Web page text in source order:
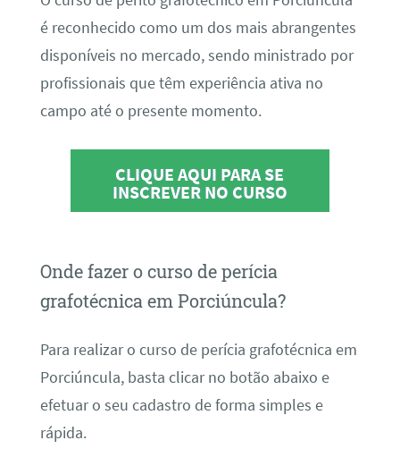
é reconhecido como um dos mais abrangentes
disponíveis no mercado, sendo ministrado por
profissionais que têm experiência ativa no
campo até o presente momento.
CLIQUE AQUI PARA SE
INSCREVER NO CURSO
Onde fazer o curso de perícia
grafotécnica em Porciúncula?
Para realizar o curso de perícia grafotécnica em
Porciúncula, basta clicar no botão abaixo e
efetuar o seu cadastro de forma simples e
rápida.